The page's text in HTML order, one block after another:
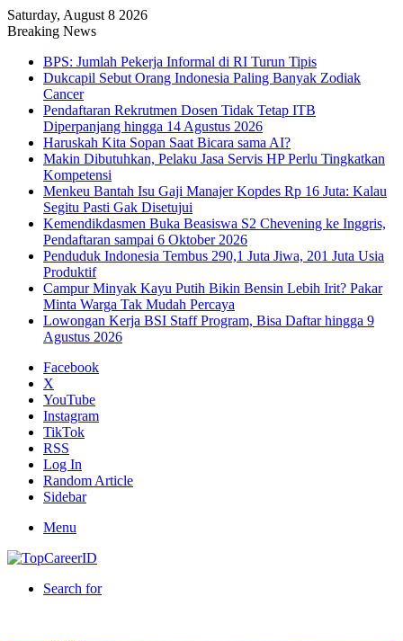
Saturday, August 8 2026
Breaking News
BPS: Jumlah Pekerja Informal di RI Turun Tipis
Dukcapil Sebut Orang Indonesia Paling Banyak Zodiak
Cancer
Pendaftaran Rekrutmen Dosen Tidak Tetap ITB
Diperpanjang hingga 14 Agustus 2026
Haruskah Kita Sopan Saat Bicara sama AI?
Makin Dibutuhkan, Pelaku Jasa Servis HP Perlu Tingkatkan
Kompetensi
Menkeu Bantah Isu Gaji Manajer Kopdes Rp 16 Juta: Kalau
Segitu Pasti Gak Disetujui
Kemendikdasmen Buka Beasiswa S2 Chevening ke Inggris,
Pendaftaran sampai 6 Oktober 2026
Penduduk Indonesia Tembus 290,1 Juta Jiwa, 201 Juta Usia
Produktif
Campur Minyak Kayu Putih Bikin Bensin Lebih Irit? Pakar
Minta Warga Tak Mudah Percaya
Lowongan Kerja BSI Staff Program, Bisa Daftar hingga 9
Agustus 2026
Facebook
X
YouTube
Instagram
TikTok
RSS
Log In
Random Article
Sidebar
Menu
Search for